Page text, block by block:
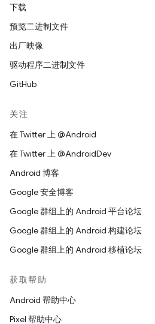
下载
预览二进制文件
出厂映像
驱动程序二进制文件
GitHub
关注
在 Twitter 上 @Android
在 Twitter 上 @AndroidDev
Android 博客
Google 安全博客
Google 群组上的 Android 平台论坛
Google 群组上的 Android 构建论坛
Google 群组上的 Android 移植论坛
获取帮助
Android 帮助中心
Pixel 帮助中心